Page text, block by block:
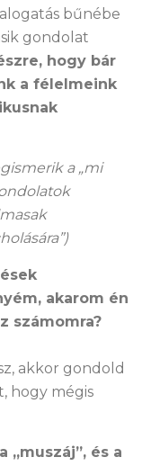
bűnébe
gondolat
hogy bár
a félelmeink
a „mi
akarom én
számomra?
akkor gondold
hogy mégis
„muszáj”, és a